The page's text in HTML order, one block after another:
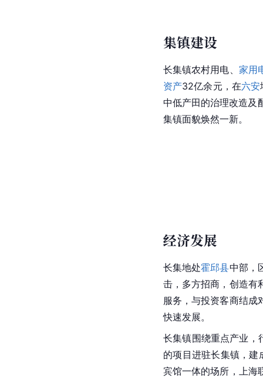
集镇建设
长集镇农村用电、 家用
资产32亿余元，在六安
中低产田的治理改造及
集镇面貌焕然一新。
经济发展
长集地处霍邱县中部，
击，多方招商，创造有
服务，与投资客商结成
快速发展。
长集镇围绕重点产业，
的项目进驻长集镇，
宾馆一体的场所，上海